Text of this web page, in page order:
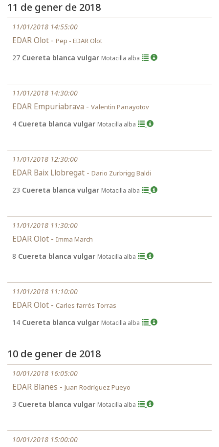
11 de gener de 2018
11/01/2018 14:55:00
EDAR Olot - Pep - EDAR Olot
27 Cuereta blanca vulgar Motacilla alba
11/01/2018 14:30:00
EDAR Empuriabrava - Valentin Panayotov
4 Cuereta blanca vulgar Motacilla alba
11/01/2018 12:30:00
EDAR Baix Llobregat - Dario Zurbrigg Baldi
23 Cuereta blanca vulgar Motacilla alba
11/01/2018 11:30:00
EDAR Olot - Imma March
8 Cuereta blanca vulgar Motacilla alba
11/01/2018 11:10:00
EDAR Olot - Carles farrés Torras
14 Cuereta blanca vulgar Motacilla alba
10 de gener de 2018
10/01/2018 16:05:00
EDAR Blanes - Juan Rodríguez Pueyo
3 Cuereta blanca vulgar Motacilla alba
10/01/2018 15:00:00